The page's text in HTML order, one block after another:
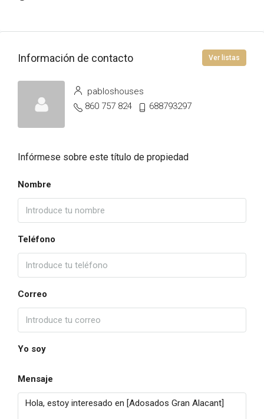
Información de contacto Ver listas
pabloshouses
860 757 824
688793297
Infórmese sobre este título de propiedad
Nombre
Teléfono
Correo
Yo soy
Mensaje